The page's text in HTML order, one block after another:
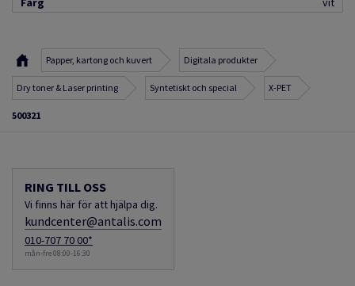
Papper, kartong och kuvert Digitala produkter
Dry toner & Laser printing Syntetiskt och special X-PET
500321
RING TILL OSS
Vi finns här för att hjälpa dig.
kundcenter@antalis.com
010-707 70 00*
mån-fre 08:00-16:30